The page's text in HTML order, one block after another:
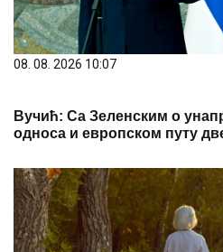
08. 08. 2026 10:07
Вучић: Са Зеленским о
односа и европском путу